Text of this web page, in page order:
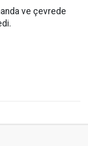
ve çevrede